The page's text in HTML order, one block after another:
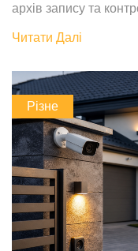
архів запису та
Читати Далі
Різне